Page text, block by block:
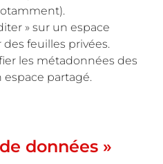
» sur un espace
feuilles privées.
les métadonnées des
partagé.
données »